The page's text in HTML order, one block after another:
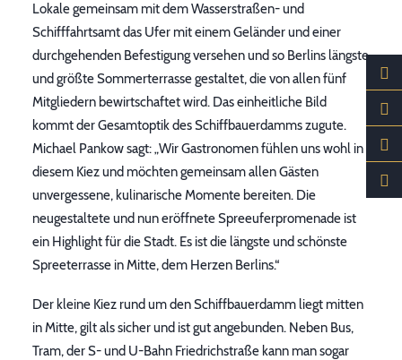
Lokale gemeinsam mit dem Wasserstraßen- und
Schifffahrtsamt das Ufer mit einem Geländer und einer
durchgehenden Befestigung versehen und so Berlins längste
und größte Sommerterrasse gestaltet, die von allen fünf
Mitgliedern bewirtschaftet wird. Das einheitliche Bild
kommt der Gesamtoptik des Schiffbauerdamms zugute.
Michael Pankow sagt: „Wir Gastronomen fühlen uns wohl in
diesem Kiez und möchten gemeinsam allen Gästen
unvergessene, kulinarische Momente bereiten. Die
neugestaltete und nun eröffnete Spreeuferpromenade ist
ein Highlight für die Stadt. Es ist die längste und schönste
Spreeterrasse in Mitte, dem Herzen Berlins.“
Der kleine Kiez rund um den Schiffbauerdamm liegt mitten
in Mitte, gilt als sicher und ist gut angebunden. Neben Bus,
Tram, der S- und U-Bahn Friedrichstraße kann man sogar